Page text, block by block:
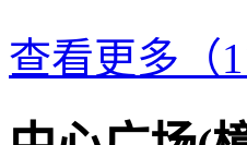
查看更多（